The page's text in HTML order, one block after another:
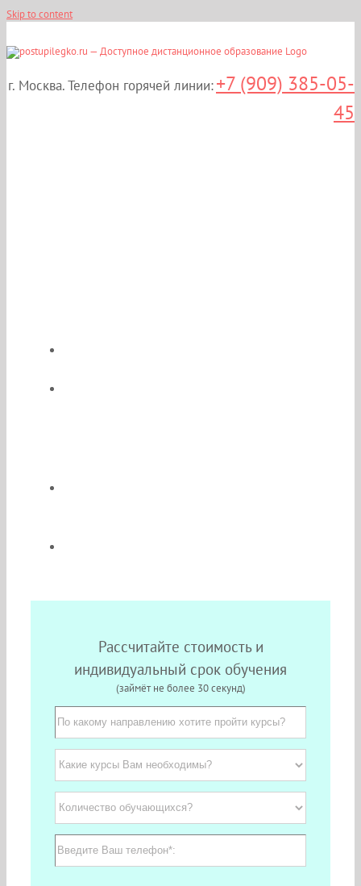
Skip to content
г. Москва. Телефон горячей линии:+7 (909) 385-05-
45
Рассчитайте стоимость и
индивидуальный срок обучения
(займёт не более 30 секунд)